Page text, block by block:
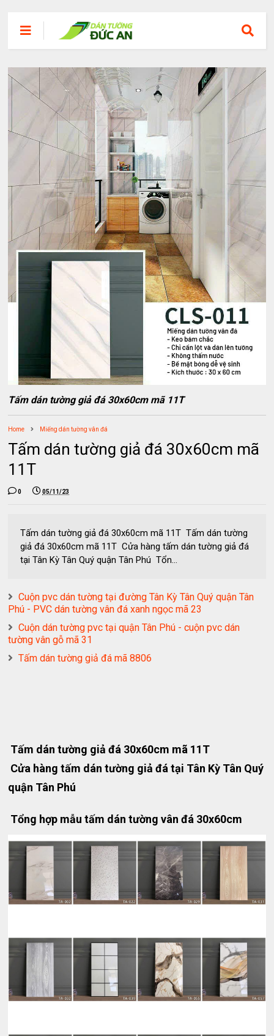
Tấm dán tường giả đá 30x60cm mã 11T
Home Miếng dán tường vân đá
Tấm dán tường giả đá 30x60cm mã
11T
0 05/11/23
Tấm dán tường giả đá 30x60cm mã 11T Tấm dán tường
giả đá 30x60cm mã 11T Cửa hàng tấm dán tường giả đá
tại Tân Kỳ Tân Quý quận Tân Phú Tổn...
Cuộn pvc dán tường tại đường Tân Kỳ Tân Quý quận Tân
Phú - PVC dán tường vân đá xanh ngọc mã 23
Cuộn dán tường pvc tại quận Tân Phú - cuộn pvc dán
tường vân gỗ mã 31
Tấm dán tường giả đá mã 8806
Tấm dán tường giả đá 30x60cm mã 11T
Cửa hàng tấm dán tường giả đá tại Tân Kỳ Tân Quý
quận Tân Phú
Tổng hợp mẫu tấm dán tường vân đá 30x60cm